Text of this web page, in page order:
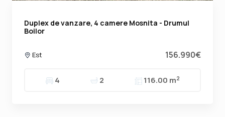
Duplex de vanzare, 4 camere Mosnita - Drumul
Boilor
Est 156.990€
4 2 116.00 m2